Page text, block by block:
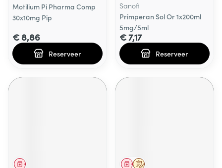
Motilium Pi Pharma Comp
30x10mg Pip
€ 8,86
Reserveer
Sanofi
Primperan Sol Or 1x200ml
5mg/5ml
€ 7,17
Reserveer
Geneesmiddel Op voorschrift
Geneesmiddel